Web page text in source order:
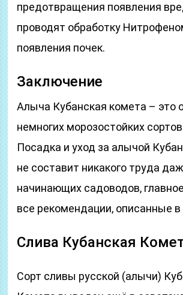
предотвращения появления
проводят обработку
появления почек.
Заключение
Алыча Кубанская комета – это
немногих морозостойких
Посадка и уход за алычой
не составит никакого труда
начинающих садоводов,
все рекомендации, описанные в
Слива Кубанская
Сорт сливы русской (алычи)